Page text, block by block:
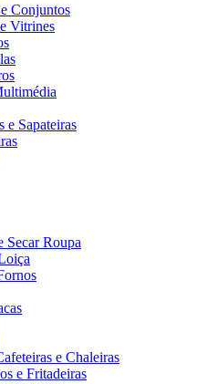
Conjuntos
Vitrines
e Sapateiras
Secar Roupa
e Chaleiras
e Fritadeiras